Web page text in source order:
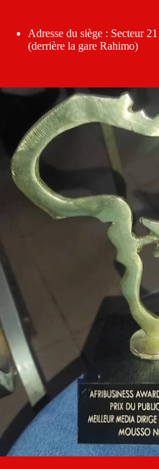
Adresse du siège : Secteur
(derrière la gare Rahimo)